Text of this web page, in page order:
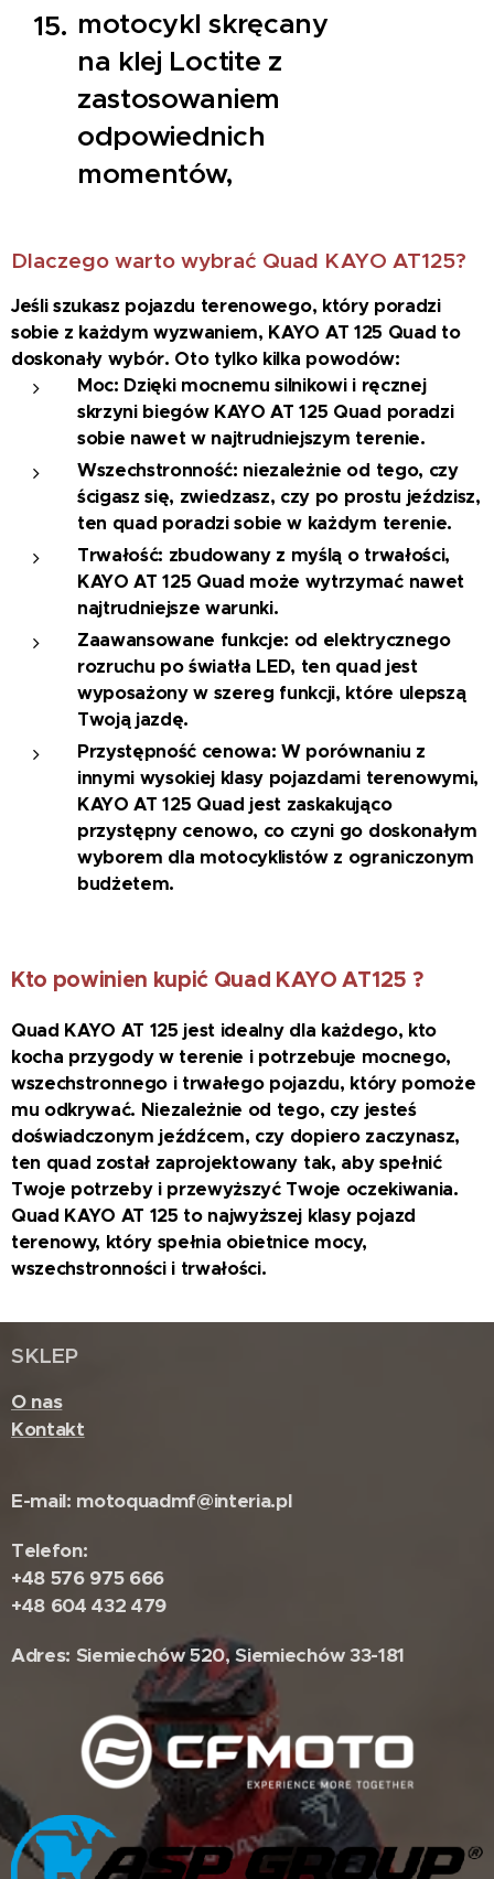
motocykl skręcany
na klej Loctite z
zastosowaniem
odpowiednich
momentów,
Dlaczego warto wybrać Quad KAYO AT125?
Jeśli szukasz pojazdu terenowego, który poradzi
sobie z każdym wyzwaniem, KAYO AT 125 Quad to
doskonały wybór. Oto tylko kilka powodów:
Moc: Dzięki mocnemu silnikowi i ręcznej
skrzyni biegów KAYO AT 125 Quad poradzi
sobie nawet w najtrudniejszym terenie.
Wszechstronność: niezależnie od tego, czy
ścigasz się, zwiedzasz, czy po prostu jeździsz,
ten quad poradzi sobie w każdym terenie.
Trwałość: zbudowany z myślą o trwałości,
KAYO AT 125 Quad może wytrzymać nawet
najtrudniejsze warunki.
Zaawansowane funkcje: od elektrycznego
rozruchu po światła LED, ten quad jest
wyposażony w szereg funkcji, które ulepszą
Twoją jazdę.
Przystępność cenowa: W porównaniu z
innymi wysokiej klasy pojazdami terenowymi,
KAYO AT 125 Quad jest zaskakująco
przystępny cenowo, co czyni go doskonałym
wyborem dla motocyklistów z ograniczonym
budżetem.
Kto powinien kupić Quad KAYO AT125 ?
Quad KAYO AT 125 jest idealny dla każdego, kto
kocha przygody w terenie i potrzebuje mocnego,
wszechstronnego i trwałego pojazdu, który pomoże
mu odkrywać. Niezależnie od tego, czy jesteś
doświadczonym jeźdźcem, czy dopiero zaczynasz,
ten quad został zaprojektowany tak, aby spełnić
Twoje potrzeby i przewyższyć Twoje oczekiwania.
Quad KAYO AT 125 to najwyższej klasy pojazd
terenowy, który spełnia obietnice mocy,
wszechstronności i trwałości.
SKLEP
O nas
Kontakt
E-mail: motoquadmf@interia.pl
Telefon:
+48 576 975 666
+48 604 432 479
Adres: Siemiechów 520, Siemiechów 33-181